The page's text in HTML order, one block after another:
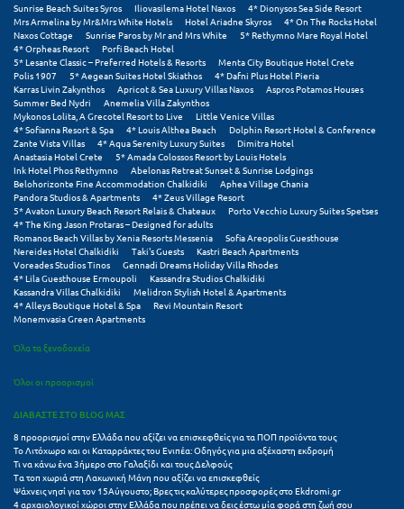
Πιερία
Πλαταμώνας
Πλύτρα Λακωνίας
Πόρος
Πόρτο Χέλι
Πρέβεζα
Πύλος
Πύργος
Ρ
Σ
Σαλαμίνα
Sunrise Beach Suites Syros
Iliovasilema Hotel Naxos
4* Dionysos Sea Side Resort
Mrs Armelina by Mr&Mrs White Hotels
Hotel Ariadne Skyros
4* On The Rocks Hotel
Naxos Cottage
Sunrise Paros by Mr and Mrs White
5* Rethymno Mare Royal Hotel
4* Orpheas Resort
Porfi Beach Hotel
5* Lesante Classic – Preferred Hotels & Resorts
Menta City Boutique Hotel Crete
Polis 1907
5* Aegean Suites Hotel Skiathos
4* Dafni Plus Hotel Pieria
Karras Livin Zakynthos
Apricot & Sea Luxury Villas Naxos
Aspros Potamos Houses
Summer Bed Nydri
Anemelia Villa Zakynthos
Mykonos Lolita, A Grecotel Resort to Live
Little Venice Villas
4* Sofianna Resort & Spa
4* Louis Althea Beach
Dolphin Resort Hotel & Conference
Zante Vista Villas
4* Aqua Serenity Luxury Suites
Dimitra Hotel
Anastasia Hotel Crete
5* Amada Colossos Resort by Louis Hotels
Ink Hotel Phos Rethymno
Abelonas Retreat Sunset & Sunrise Lodgings
Belohorizonte Fine Accommodation Chalkidiki
Aphea Village Chania
Pandora Studios & Apartments
4* Zeus Village Resort
5* Avaton Luxury Beach Resort Relais & Chateaux
Porto Vecchio Luxury Suites Spetses
4* The King Jason Protaras – Designed for adults
Romanos Beach Villas by Xenia Resorts Messenia
Sofia Areopolis Guesthouse
Nereides Hotel Chalkidiki
Taki's Guests
Kastri Beach Apartments
Voreades Studios Tinos
Gennadi Dreams Holiday Villa Rhodes
4* Lila Guesthouse Ermoupoli
Kassandra Studios Chalkidiki
Kassandra Villas Chalkidiki
Melidron Stylish Hotel & Apartments
4* Alleys Boutique Hotel & Spa
Revi Mountain Resort
Monemvasia Green Apartments
Όλα τα ξενοδοχεία
Όλοι οι προορισμοί
ΔΙΑΒΑΣΤΕ ΣΤΟ BLOG ΜΑΣ
8 προορισμοί στην Ελλάδα που αξίζει να επισκεφθείς για τα ΠΟΠ προϊόντα τους
Το Λιτόχωρο και οι Καταρράκτες του Ενιπέα: Οδηγός για μια αξέχαστη εκδρομή
Τι να κάνω ένα 3ήμερο στο Γαλαξίδι και τους Δελφούς
Τα τοπ χωριά στη Λακωνική Μάνη που αξίζει να επισκεφθείς
Ψάχνεις νησί για τον 15Αύγουστο; Βρες τις καλύτερες προσφορές στο Ekdromi.gr
4 αρχαιολογικοί χώροι στην Ελλάδα που πρέπει να δεις έστω μία φορά στη ζωή σου